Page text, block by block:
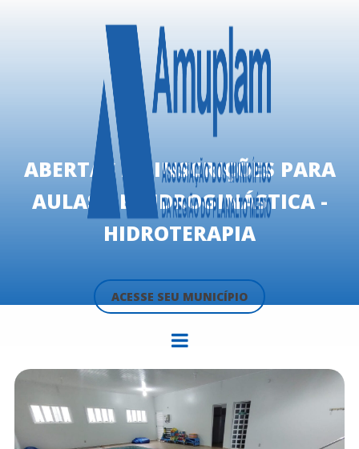
ACESSE SEU MUNICÍPIO
ABERTAS AS INSCRIÇÕES PARA
AULAS DE HIDROGINÁSTICA -
HIDROTERAPIA